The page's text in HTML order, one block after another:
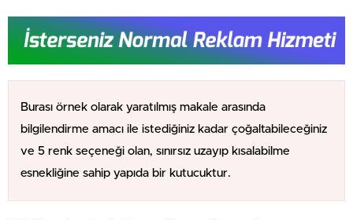
Burası örnek olarak yaratılmış makale arasında
bilgilendirme amacı ile istediğiniz kadar çoğaltabileceğiniz
ve 5 renk seçeneği olan, sınırsız uzayıp kısalabilme
esnekliğine sahip yapıda bir kutucuktur.